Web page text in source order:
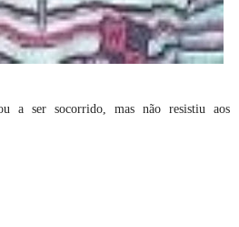
a ser socorrido, mas não resistiu aos